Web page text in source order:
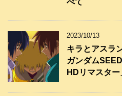
2023/10/13
キラとアスラ
ガンダム
HDリマスター